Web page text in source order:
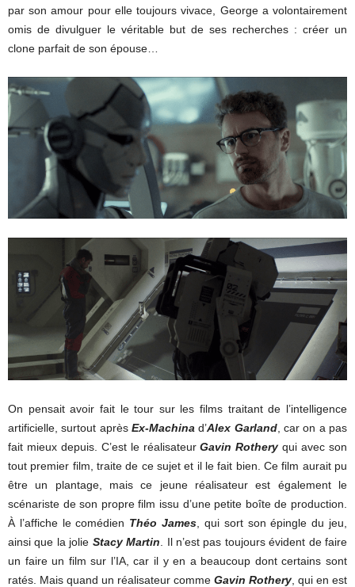
par son amour pour elle toujours vivace, George a volontairement
omis de divulguer le véritable but de ses recherches : créer un
clone parfait de son épouse…
On pensait avoir fait le tour sur les films traitant de l’intelligence
artificielle, surtout après Ex-Machina d’Alex Garland, car on a pas
fait mieux depuis. C’est le réalisateurGavin Rothery qui avec son
tout premier film, traite de ce sujet et il le fait bien. Ce film aurait pu
être un plantage, mais ce jeune réalisateur est également le
scénariste de son propre film issu d’une petite boîte de production.
À l’affiche le comédien Théo James , qui sort son épingle du jeu,
ainsi que la jolie Stacy Martin . Il n’est pas toujours évident de faire
un faire un film sur l’IA, car il y en a beaucoup dont certains sont
ratés. Mais quand un réalisateur comme Gavin Rothery , qui en est